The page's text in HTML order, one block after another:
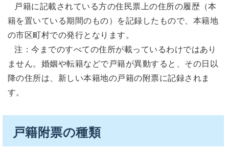
戸籍に記載されている方の住民票上の住所の履歴（本
籍を置いている期間のもの）を記録したもので、本籍地
の市区町村での発行となります。
注：今までのすべての住所が載っているわけではあり
ません。婚姻や転籍などで戸籍が異動すると、その日以
降の住所は、新しい本籍地の戸籍の附票に記録されま
す。
戸籍附票の種類